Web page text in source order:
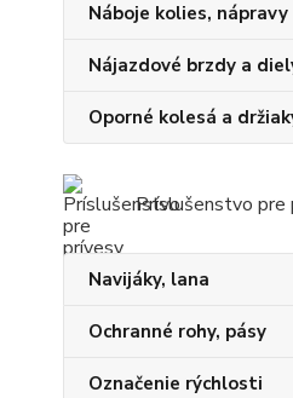
Náboje kolies, nápravy
Nájazdové brzdy a
Oporné kolesá a
Príslušenstvo pre
Navijáky, lana
Ochranné rohy, pásy
Označenie rýchlosti